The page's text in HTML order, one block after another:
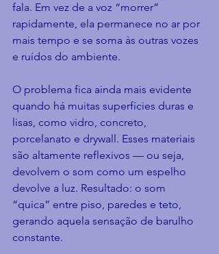
fala. Em vez de a voz “morrer”
rapidamente, ela permanece no ar por
mais tempo e se soma às outras vozes
e ruídos do ambiente.
O problema fica ainda mais evidente
quando há muitas superfícies duras e
lisas, como vidro, concreto,
porcelanato e drywall. Esses materiais
são altamente reflexivos — ou seja,
devolvem o som como um espelho
devolve a luz. Resultado: o som
“quica” entre piso, paredes e teto,
gerando aquela sensação de barulho
constante.